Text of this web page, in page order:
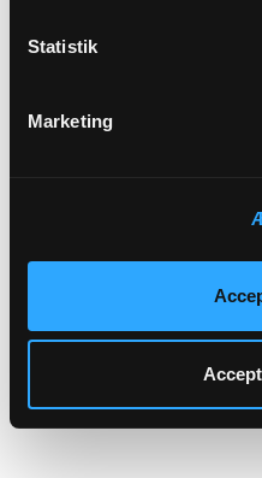
Statistik
Marketing